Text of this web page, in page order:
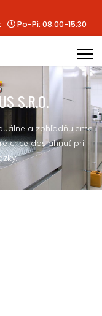
Po-Pi: 08:00-15:30
S.R.O.
a zohľadňujeme
chce dosiahnuť pri